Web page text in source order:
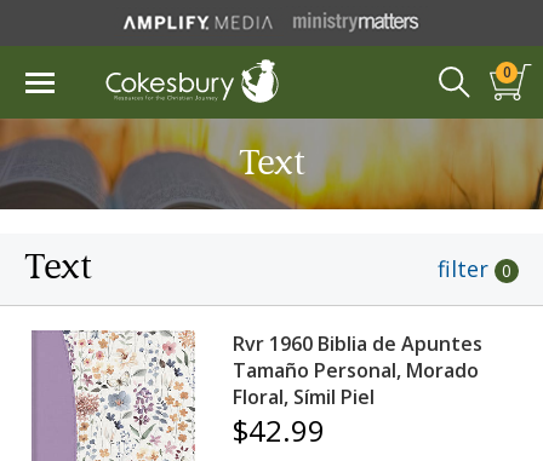
0
Text
Text filter 0
Rvr 1960 Biblia de Apuntes
Tamaño Personal, Morado
Floral, Símil Piel
$42.99